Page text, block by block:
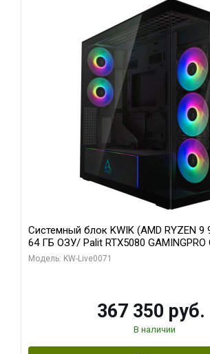
Системный блок KWIK (AMD RYZEN 9
64 ГБ ОЗУ/ Palit RTX5080 GAMINGPRO
GDDR7 256bit 3xDP HD/ 960 ГБ SSD)
Модель: KW-Live0071
367 350 руб.
В наличии